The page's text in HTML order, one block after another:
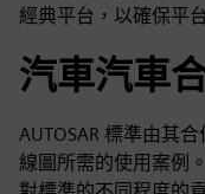
經典平台，以確保平
汽車汽車
AUTOSAR 標準由其
線圖所需的使用案例